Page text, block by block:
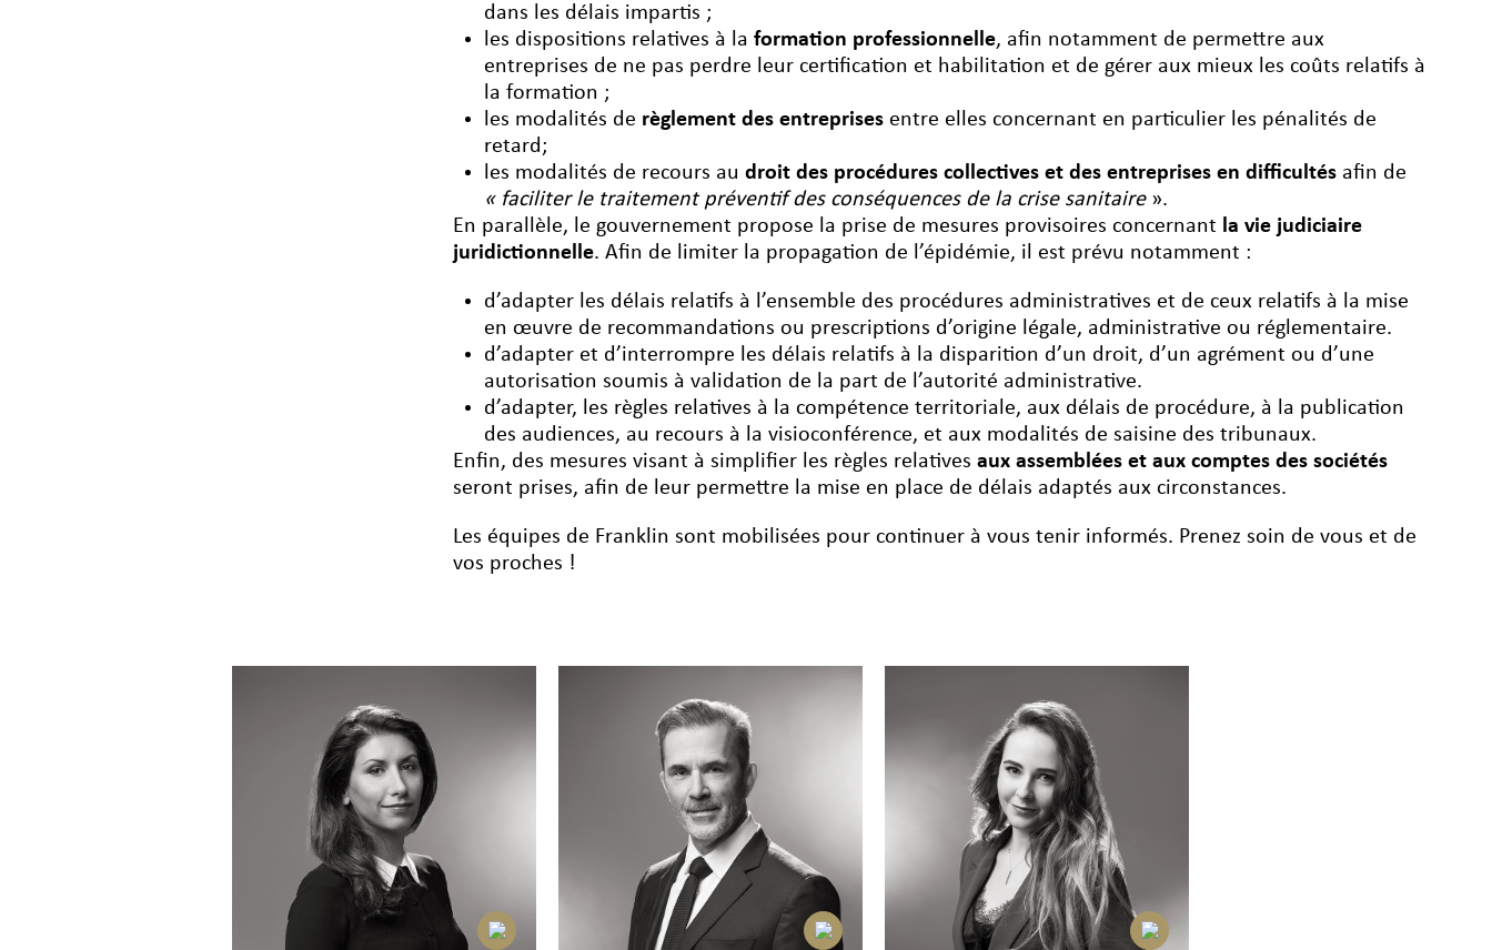
dans les délais impartis ;
les dispositions relatives à laformation professionnelle, afin notamment de permettre aux
entreprises de ne pas perdre leur certification et habilitation et de gérer aux mieux les coûts relatifs à
la formation ;
les modalités de règlement des entreprises entre elles concernant en particulier les pénalités de
retard;
les modalités de recours audroit des procédures collectives et des entreprises en difficultés afin de
« faciliter le traitement préventif des conséquences de la crise sanitaire ».
En parallèle, le gouvernement propose la prise de mesures provisoires concernant la vie judiciaire
juridictionnelle. Afin de limiter la propagation de l’épidémie, il est prévu notamment :
d’adapter les délais relatifs à l’ensemble des procédures administratives et de ceux relatifs à la mise
en œuvre de recommandations ou prescriptions d’origine légale, administrative ou réglementaire.
d’adapter et d’interrompre les délais relatifs à la disparition d’un droit, d’un agrément ou d’une
autorisation soumis à validation de la part de l’autorité administrative.
d’adapter, les règles relatives à la compétence territoriale, aux délais de procédure, à la publication
des audiences, au recours à la visioconférence, et aux modalités de saisine des tribunaux.
Enfin, des mesures visant à simplifier les règles relativesaux assemblées et aux comptes des sociétés
seront prises, afin de leur permettre la mise en place de délais adaptés aux circonstances.
Les équipes de Franklin sont mobilisées pour continuer à vous tenir informés. Prenez soin de vous et de
vos proches !